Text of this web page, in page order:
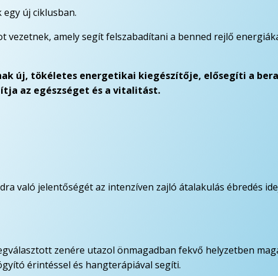
új ciklusban.
vezetnek, amely segít felszabadítani a benned rejlő
új, tökéletes energetikai kiegészítője, elősegíti a
az egészséget és a vitalitást.
való jelentőségét az intenzíven zajló átalakulás ébredés
zenére utazol önmagadban fekvő helyzetben
érintéssel és hangterápiával segíti.